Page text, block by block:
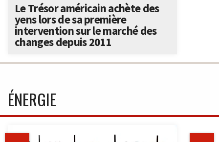
Le Trésor américain achète des
yens lors de sa première
intervention sur le marché des
changes depuis 2011
ÉNERGIE